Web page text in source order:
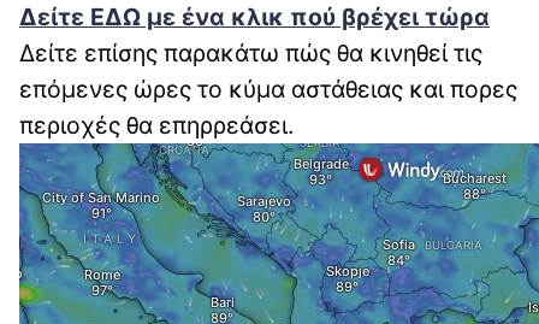
Δείτε ΕΔΩ με ένα κλικ πού βρέχει τώρα
Δείτε επίσης παρακάτω πώς θα κινηθεί τις
επόμενες ώρες το κύμα αστάθειας και πορες
περιοχές θα επηρρεάσει.